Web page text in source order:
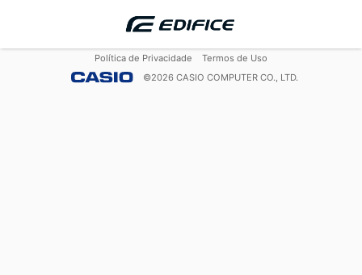
Política de Privacidade
Termos de Uso
©2026 CASIO COMPUTER CO., LTD.